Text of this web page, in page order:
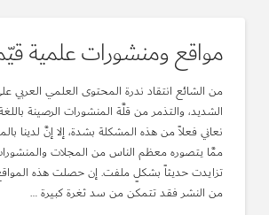
مواقع ومنشورات علمية
من الشائع انتقاد ندرة المحتوى العلمي العربي
الشديد، والتذمر من قلَّة المنشورات الرصينة
نعاني فعلاً من هذه المشكلة بشدة، إلا إنَّ لدينا
ممَّا يتصوره معظم الناس من المجلات
تزايدت حديثاً بشكلٍ ملفت. إن حصلت هذه
من النشر فقد تتمكن من سد ثغرة كبيرة …